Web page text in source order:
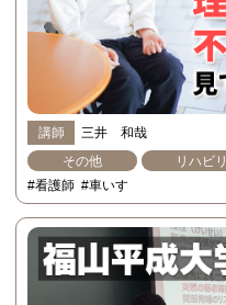
講師
三井 和哉
その他
リハビリ
#看護師 #車いす